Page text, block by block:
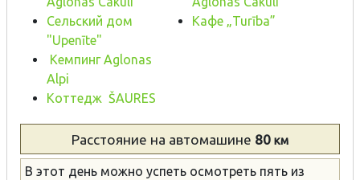
Сельский дом
"Upenīte"
Кемпинг Aglonas
Alpi
Коттедж ŠAURES
Kафе „Turība”
Расстояние на автомашине 80 км
В этот день можно успеть осмотреть пять из